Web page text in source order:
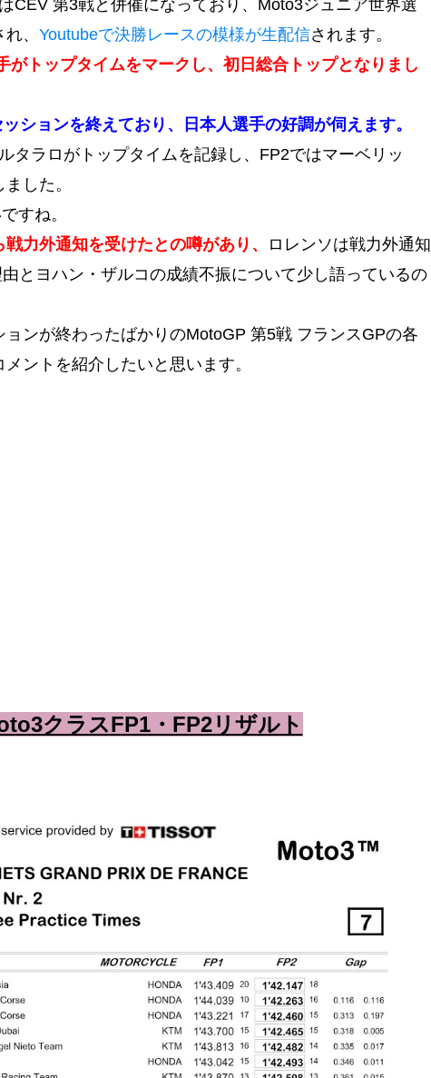
CEV 第3戦と併催になっており、Moto3ジュニア世界選
、 Youtubeで決勝レースの模様が生配信されます。
トップタイムをマークし、初日総合トップとなりまし
ションを終えており、日本人選手の好調が伺えます。
タラロがトップタイムを記録し、FP2ではマーベリッ
した。
すね。
力外通知を受けたとの噂があり、
ロレンソは戦力外通知
とヨハン・ザルコの成績不振について少し語っているの
ンが終わったばかりのMotoGP 第5戦 フランスGPの各
ントを紹介したいと思います。
クラスFP1・FP2リザルト